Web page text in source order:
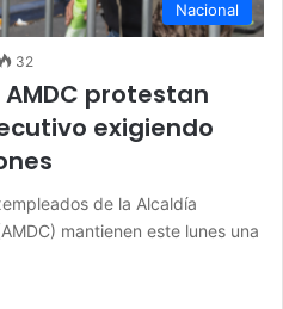
Nacional
32
protestan
exigiendo
de la Alcaldía
mantienen este lunes una